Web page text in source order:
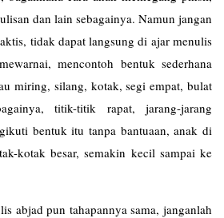
dan lain sebagainya. Namun jangan
tidak dapat langsung di ajar menulis
mencontoh bentuk sederhana
miring, silang, kotak, segi empat, bulat
titik-titik rapat, jarang-jarang
bentuk itu tanpa bantuaan, anak di
kotak besar, semakin kecil sampai ke
abjad pun tahapannya sama, janganlah